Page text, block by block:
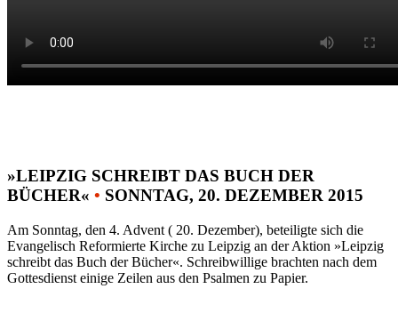
»LEIPZIG SCHREIBT DAS BUCH DER
BÜCHER« • SONNTAG, 20. DEZEMBER 2015
Am Sonntag, den 4. Advent ( 20. Dezember), beteiligte sich die
Evangelisch Reformierte Kirche zu Leipzig an der Aktion »Leipzig
schreibt das Buch der Bücher«. Schreibwillige brachten nach dem
Gottesdienst einige Zeilen aus den Psalmen zu Papier.